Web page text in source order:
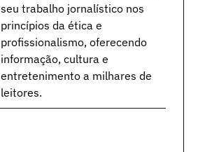
seu trabalho jornalístico nos
princípios da ética e
profissionalismo, oferecendo
informação, cultura e
entretenimento a milhares de
leitores.